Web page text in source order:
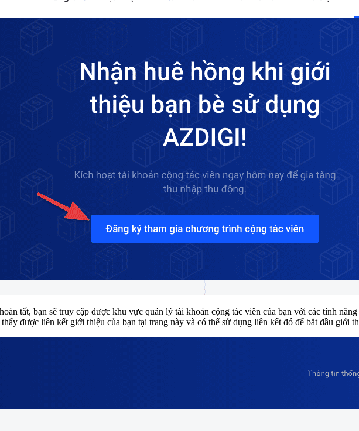
tất, bạn sẽ truy cập được khu vực quản lý tài khoản cộng tác viên của bạn với các tính
được liên kết giới thiệu của bạn tại trang này và có thể sử dụng liên kết đó để bắt đầu giới